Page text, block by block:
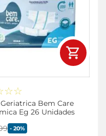
☆☆
Bem Care
Eg 26 Unidades
- 20%